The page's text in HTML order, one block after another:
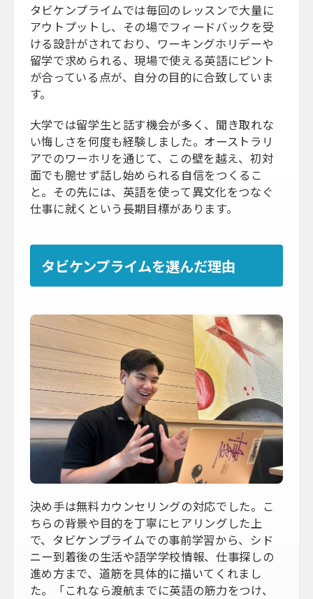
タビケンプライムでは毎回のレッスンで大量に
アウトプットし、その場でフィードバックを受
ける設計がされており、ワーキングホリデーや
留学で求められる、現場で使える英語にピント
が合っている点が、自分の目的に合致していま
す。
大学では留学生と話す機会が多く、聞き取れな
い悔しさを何度も経験しました。オーストラリ
アでのワーホリを通じて、この壁を越え、初対
面でも臆せず話し始められる自信をつくるこ
と。その先には、英語を使って異文化をつなぐ
仕事に就くという長期目標があります。
タビケンプライムを選んだ理由
決め手は無料カウンセリングの対応でした。こ
ちらの背景や目的を丁寧にヒアリングした上
で、タビケンプライムでの事前学習から、シド
ニー到着後の生活や語学学校情報、仕事探しの
進め方まで、道筋を具体的に描いてくれまし
た。「これなら渡航までに英語の筋力をつけ、